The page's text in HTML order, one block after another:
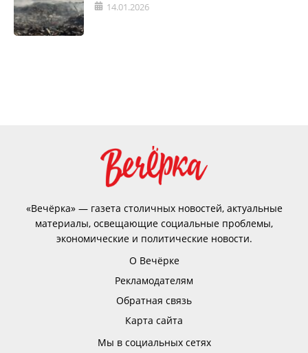
14.01.2026
«Вечёрка» — газета столичных новостей, актуальные
материалы, освещающие социальные проблемы,
экономические и политические новости.
О Вечёрке
Рекламодателям
Обратная связь
Карта сайта
Мы в социальных сетях